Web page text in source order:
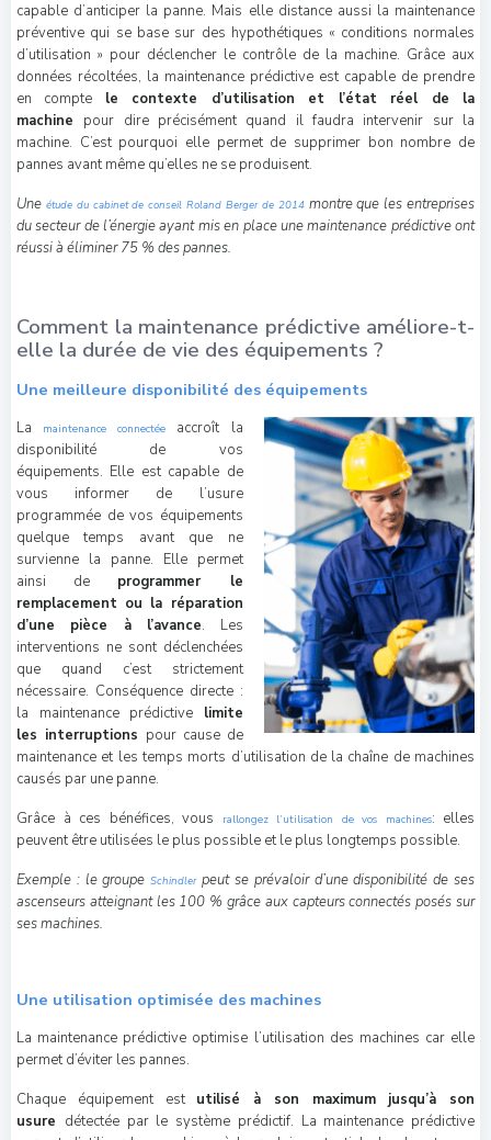
capable d’anticiper la panne. Mais elle distance aussi la maintenance
préventive qui se base sur des hypothétiques « conditions normales
d’utilisation » pour déclencher le contrôle de la machine. Grâce aux
données récoltées, la maintenance prédictive est capable de prendre
en compte le contexte d’utilisation et l’état réel de la
machine pour dire précisément quand il faudra intervenir sur la
machine. C’est pourquoi elle permet de supprimer bon nombre de
pannes avant même qu’elles ne se produisent.
Une étude du cabinet de conseil Roland Berger de 2014 montre que les entreprises
du secteur de l’énergie ayant mis en place une maintenance prédictive ont
réussi à éliminer 75 % des pannes.
Comment la maintenance prédictive améliore-t-
elle la durée de vie des équipements ?
Une meilleure disponibilité des équipements
La maintenance connectée
accroît la
disponibilité de vos
équipements. Elle est capable de
vous informer de l’usure
programmée de vos équipements
quelque temps avant que ne
survienne la panne. Elle permet
ainsi de programmer le
remplacement ou la réparation
d’une pièce à l’avance. Les
interventions ne sont déclenchées
que quand c’est strictement
nécessaire. Conséquence directe :
la maintenance prédictive limite
les interruptions pour cause de
maintenance et les temps morts d’utilisation de la chaîne de machines
causés par une panne.
Grâce à ces bénéfices, vous
rallongez l’utilisation de vos machines: elles
peuvent être utilisées le plus possible et le plus longtemps possible.
Exemple : le groupeSchindler peut se prévaloir d’une disponibilité de ses
ascenseurs atteignant les 100 % grâce aux capteurs connectés posés sur
ses machines.
Une utilisation optimisée des machines
La maintenance prédictive optimise l’utilisation des machines car elle
permet d’éviter les pannes.
Chaque équipement est utilisé à son maximum jusqu’à son
usure détectée par le système prédictif. La maintenance prédictive